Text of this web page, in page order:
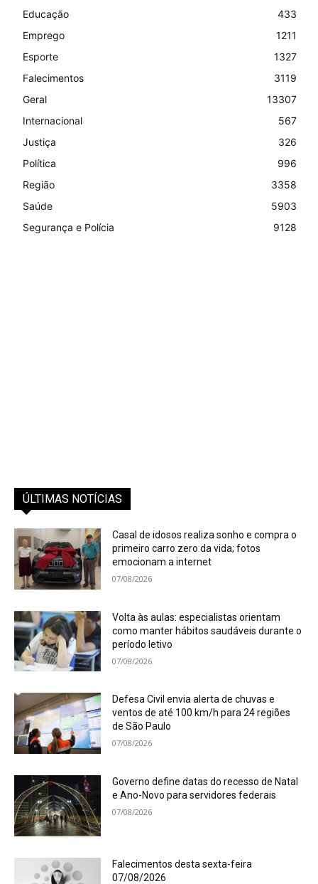
Educação
433
Emprego
1211
Esporte
1327
Falecimentos
3119
Geral
13307
Internacional
567
Justiça
326
Política
996
Região
3358
Saúde
5903
Segurança e Polícia
9128
ÚLTIMAS NOTÍCIAS
Casal de idosos realiza sonho e compra o
primeiro carro zero da vida; fotos
emocionam a internet
07/08/2026
Volta às aulas: especialistas orientam
como manter hábitos saudáveis durante o
período letivo
07/08/2026
Defesa Civil envia alerta de chuvas e
ventos de até 100 km/h para 24 regiões
de São Paulo
07/08/2026
Governo define datas do recesso de Natal
e Ano-Novo para servidores federais
07/08/2026
Falecimentos desta sexta-feira
07/08/2026